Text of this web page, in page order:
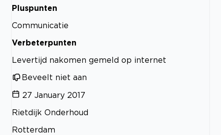
Pluspunten
Communicatie
Verbeterpunten
Levertijd nakomen gemeld op internet
Beveelt niet aan
27 January 2017
Rietdijk Onderhoud
Rotterdam